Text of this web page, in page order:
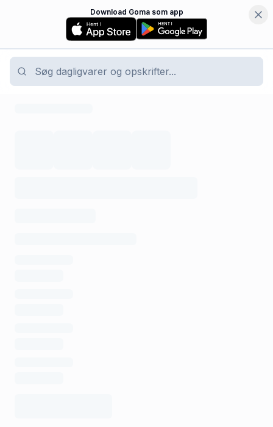
Download Goma som app